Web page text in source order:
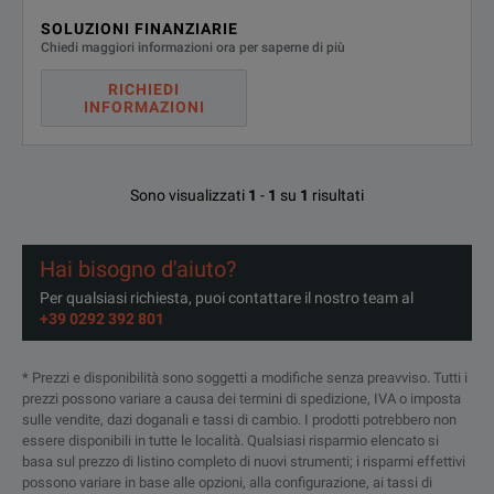
SOLUZIONI FINANZIARIE
Chiedi maggiori informazioni ora per saperne di più
RICHIEDI
INFORMAZIONI
Sono visualizzati 1 - 1 su 1 risultati
Hai bisogno d'aiuto?
Per qualsiasi richiesta, puoi contattare il nostro team al
+39 0292 392 801
* Prezzi e disponibilità sono soggetti a modifiche senza preavviso. Tutti i
prezzi possono variare a causa dei termini di spedizione, IVA o imposta
sulle vendite, dazi doganali e tassi di cambio. I prodotti potrebbero non
essere disponibili in tutte le località. Qualsiasi risparmio elencato si
basa sul prezzo di listino completo di nuovi strumenti; i risparmi effettivi
possono variare in base alle opzioni, alla configurazione, ai tassi di
Size (H x W x L)
Weight (battery included)
Self-Diagnostic Notification
Finish
French
German
SPECIFICATIONS
Acoustic Imagers
Model Overview
Model Description
Includes:
Imager
AC power supply and battery